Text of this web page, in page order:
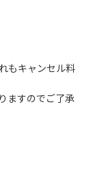
す。）
、完全消火）
ります。）
の談笑等）や
さい。
もキャンセル料
ますのでご了承